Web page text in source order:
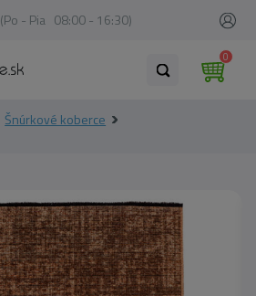
(Po - Pia 08:00 - 16:30)
0
Šnúrkové koberce